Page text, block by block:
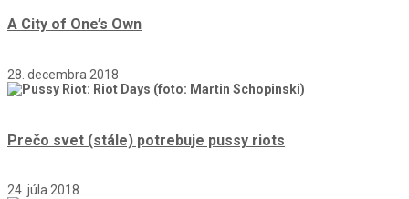
A City of One’s Own
28. decembra 2018
Prečo svet (stále) potrebuje pussy riots
24. júla 2018